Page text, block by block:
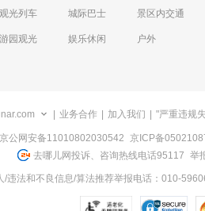
观光列车 城际巴士 景区内交通
游园观光 娱乐休闲 户外
业务合作 加入我们 "严重违规
京公网安备11010802030542 京ICP备
去哪儿网投诉、咨询热线电话95117 举
/违法和不良信息/算法推荐举报电话：010-